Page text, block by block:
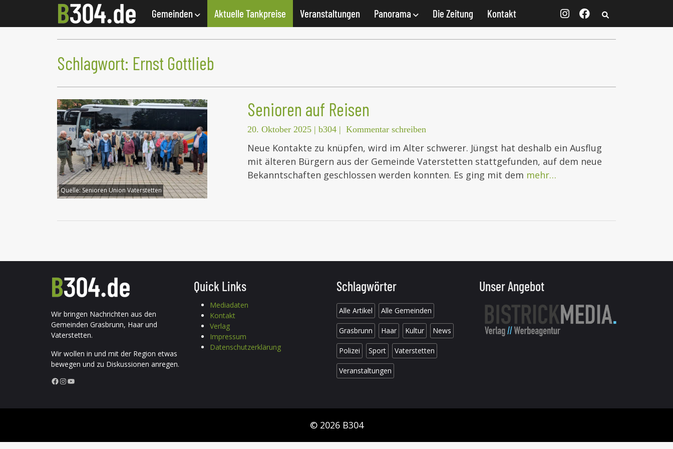
Gemeinden Aktuelle Tankpreise Veranstaltungen Panorama Die Zeitung Kontakt
Schlagwort: Ernst Gottlieb
Quelle:Senioren Union Vaterstetten
Senioren auf Reisen
20. Oktober 2025 | b304 | Kommentar schreiben
Neue Kontakte zu knüpfen, wird im Alter schwerer. Jüngst hat deshalb ein Ausflug
mit älteren Bürgern aus der Gemeinde Vaterstetten stattgefunden, auf dem neue
Bekanntschaften geschlossen werden konnten. Es ging mit dem mehr…
Wir bringen Nachrichten aus den
Gemeinden Grasbrunn, Haar und
Vaterstetten.
Wir wollen in und mit der Region etwas
bewegen und zu Diskussionen anregen.
Facebook InstagramYouTube
Quick Links
Mediadaten
Kontakt
Verlag
Impressum
Datenschutzerklärung
Schlagwörter
Alle Artikel Alle Gemeinden
Grasbrunn Haar Kultur News
Polizei Sport Vaterstetten
Veranstaltungen
Unser Angebot
© 2026 B304